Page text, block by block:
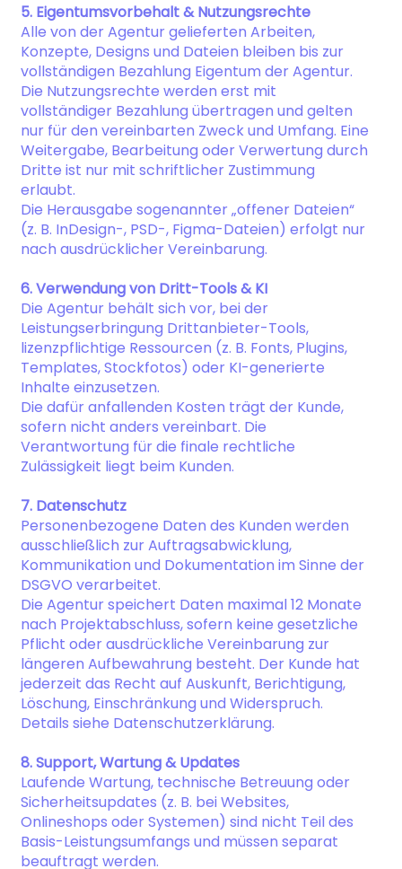
5. Eigentumsvorbehalt & Nutzungsrechte
Alle von der Agentur gelieferten Arbeiten,
Konzepte, Designs und Dateien bleiben bis zur
vollständigen Bezahlung Eigentum der Agentur.
Die Nutzungsrechte werden erst mit
vollständiger Bezahlung übertragen und gelten
nur für den vereinbarten Zweck und Umfang. Eine
Weitergabe, Bearbeitung oder Verwertung durch
Dritte ist nur mit schriftlicher Zustimmung
erlaubt.
Die Herausgabe sogenannter „offener Dateien“
(z. B. InDesign-, PSD-, Figma-Dateien) erfolgt nur
nach ausdrücklicher Vereinbarung.
6. Verwendung von Dritt-Tools & KI
Die Agentur behält sich vor, bei der
Leistungserbringung Drittanbieter-Tools,
lizenzpflichtige Ressourcen (z. B. Fonts, Plugins,
Templates, Stockfotos) oder KI-generierte
Inhalte einzusetzen.
Die dafür anfallenden Kosten trägt der Kunde,
sofern nicht anders vereinbart. Die
Verantwortung für die finale rechtliche
Zulässigkeit liegt beim Kunden.
7. Datenschutz
Personenbezogene Daten des Kunden werden
ausschließlich zur Auftragsabwicklung,
Kommunikation und Dokumentation im Sinne der
DSGVO verarbeitet.
Die Agentur speichert Daten maximal 12 Monate
nach Projektabschluss, sofern keine gesetzliche
Pflicht oder ausdrückliche Vereinbarung zur
längeren Aufbewahrung besteht. Der Kunde hat
jederzeit das Recht auf Auskunft, Berichtigung,
Löschung, Einschränkung und Widerspruch.
Details siehe Datenschutzerklärung.
8. Support, Wartung & Updates
Laufende Wartung, technische Betreuung oder
Sicherheitsupdates (z. B. bei Websites,
Onlineshops oder Systemen) sind nicht Teil des
Basis-Leistungsumfangs und müssen separat
beauftragt werden.